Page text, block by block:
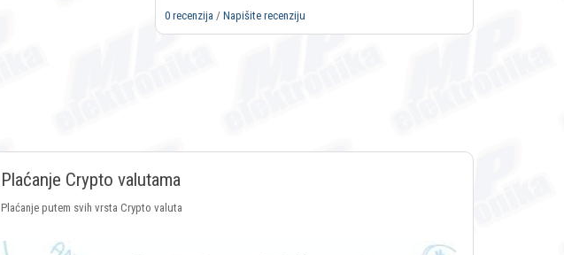
0 recenzija / Napišite recenziju
Plaćanje Crypto valutama
Plaćanje putem svih vrsta Crypto valuta